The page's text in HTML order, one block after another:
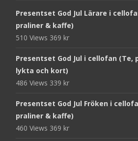
Presentset God Jul Lärare i
praliner & kaffe)
510 Views 369 kr
Presentset God Jul i cellofan (Te,
lykta och kort)
486 Views 339 kr
Presentset God Jul Fröken i
praliner & kaffe)
460 Views 369 kr